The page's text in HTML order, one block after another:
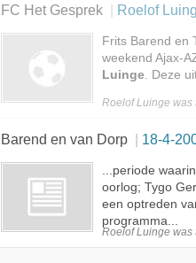
FC Het Gesprek Roelof
Frits Barend en
weekend Ajax-
Luinge . Deze
Roelof Luinge was
Barend en van Dorp 18-4-
...periode
oorlog; Tygo
een optreden
programma...
Roelof Luinge was